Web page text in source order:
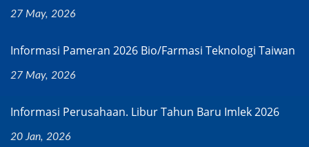
27 May, 2026
Informasi Pameran 2026 Bio/Farmasi Teknologi Taiwan
27 May, 2026
Informasi Perusahaan. Libur Tahun Baru Imlek 2026
20 Jan, 2026